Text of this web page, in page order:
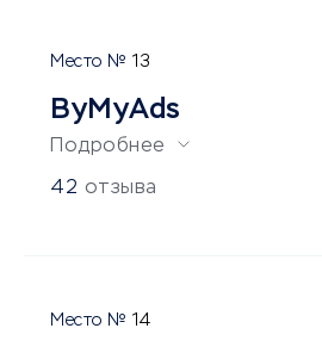
13
ByMyAds
Подробнее
42 отзыва
14